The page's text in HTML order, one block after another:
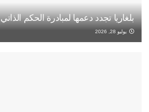
بلغاريا تجدد دعمها لمبادرة الحكم
يوليو 28, 2026